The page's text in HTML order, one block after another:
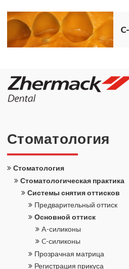
Сто­ма­то­ло­гия
Сто­ма­то­ло­гия
Сто­ма­то­ло­ги­че­ская прак­ти­ка
Си­сте­мы сня­тия от­тис­ков
Пред­ва­ри­тель­ный от­тиск
Ос­нов­ной от­тиск
A-​силиконы
C-​силиконы
Про­зрач­ная мат­ри­ца
Ре­ги­стра­ция при­ку­са